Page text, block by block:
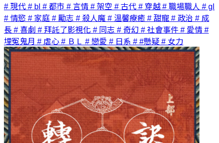
# 現代 # bl # 都市 # 言情 # 架空 # 古代 # 穿越# 職場職人 # gl
# 情慾 # 家庭 # 勵志 # 殺人魔 # 溫馨療癒 # 甜寵 # 政治 # 成
長 # 喜劇 # 拜託了影視化 # 同志 # 奇幻 # 社會事件 # 愛情 #
埋冤鬼月 # 虐心 # ＢＬ # 戀愛 # 日系 # #懸疑 # 女力